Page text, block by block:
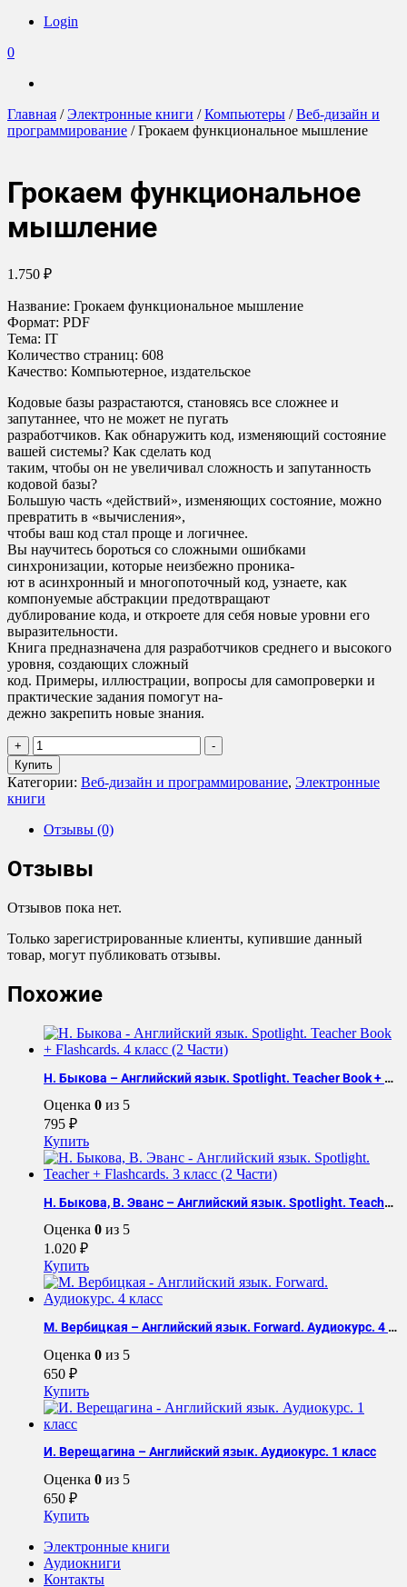
Login
0
Главная / Электронные книги /Компьютеры /Веб-дизайн и
программирование / Грокаем функциональное мышление
Грокаем функциональное
мышление
1.750 ₽
Название: Грокаем функциональное мышление
Формат: PDF
Тема: IT
Количество страниц: 608
Качество: Компьютерное, издательское
Кодовые базы разрастаются, становясь все сложнее и
запутаннее, что не может не пугать
разработчиков. Как обнаружить код, изменяющий состояние
вашей системы? Как сделать код
таким, чтобы он не увеличивал сложность и запутанность
кодовой базы?
Большую часть «действий», изменяющих состояние, можно
превратить в «вычисления»,
чтобы ваш код стал проще и логичнее.
Вы научитесь бороться со сложными ошибками
синхронизации, которые неизбежно проника-
ют в асинхронный и многопоточный код, узнаете, как
компонуемые абстракции предотвращают
дублирование кода, и откроете для себя новые уровни его
выразительности.
Книга предназначена для разработчиков среднего и высокого
уровня, создающих сложный
код. Примеры, иллюстрации, вопросы для самопроверки и
практические задания помогут на-
дежно закрепить новые знания.
+
Количество
товара
Грокаем
функциональное
мышление
-
Купить
Категории: Веб-дизайн и программирование, Электронные
книги
Отзывы (0)
Отзывы
Отзывов пока нет.
Только зарегистрированные клиенты, купившие данный
товар, могут публиковать отзывы.
Похожие
Н. Быкова – Английский язык. Spotlight. Teacher Book + Flashcards. 4 класс (2 Части)
Оценка 0 из 5
795 ₽
Купить
Н. Быкова, В. Эванс – Английский язык. Spotlight. Teacher + Flashcards. 3 класс (2 Части)
Оценка 0 из 5
1.020 ₽
Купить
М. Вербицкая – Английский язык. Forward. Аудиокурс. 4 класс
Оценка 0 из 5
650 ₽
Купить
И. Верещагина – Английский язык. Аудиокурс. 1 класс
Оценка 0 из 5
650 ₽
Купить
Электронные книги
Аудиокниги
Контакты